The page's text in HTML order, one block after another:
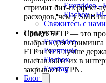
Evervideo -
Flacbox -
Свяжитесь с нами
Продукты
Evervideo
Evermusic
Flacbox
Evertag
Блог
стримит бит-перфект-
расходов, чем у SMB
Совет:SFTP — это
выбрать для
FTP и NFS лучше
выставляйте их в
закрываете VPN.